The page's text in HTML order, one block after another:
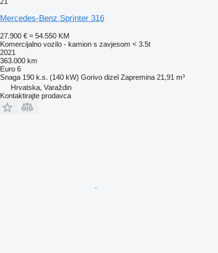
Mercedes-Benz Sprinter 316
27.900 € ≈ 54.550 KM
Komercijalno vozilo - kamion s zavjesom < 3.5t
2021
363.000 km
Euro 6
Snaga 190 k.s. (140 kW) Gorivo dizel Zapremina 21,91 m³
Hrvatska, Varaždin
Kontaktirajte prodavca